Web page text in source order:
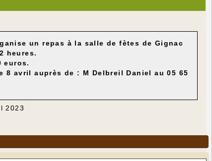
un repas à la salle de fètes de Gignac
heures.
euros.
avril auprès de : M Delbreil Daniel au 05 65
2023